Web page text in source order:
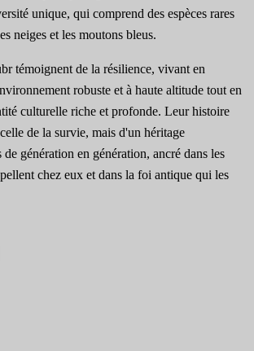
unique, qui comprend des espèces rares
neiges et les moutons bleus.
témoignent de la résilience, vivant en
robuste et à haute altitude tout en
culturelle riche et profonde. Leur histoire
de la survie, mais d'un héritage
génération en génération, ancré dans les
chez eux et dans la foi antique qui les